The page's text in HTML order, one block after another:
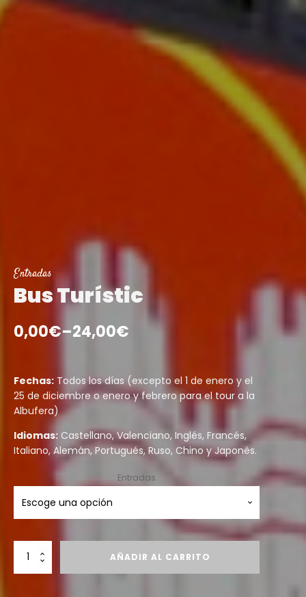
Entradas
Bus Turístic
0,00€–24,00€
Fechas: Todos los días (excepto el 1 de enero y el
25 de diciembre o enero y febrero para el tour a la
Albufera)
Idiomas: Castellano, Valenciano, Inglés, Francés,
Italiano, Alemán, Portugués, Ruso, Chino y Japonés.
Entradas
Bus
Turístic
AÑADIR AL CARRITO